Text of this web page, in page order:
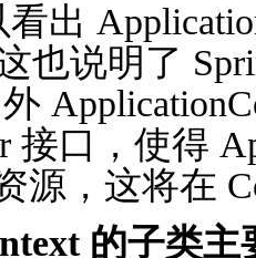
出
也说明了
接口，使得
源，这将在
的子类主